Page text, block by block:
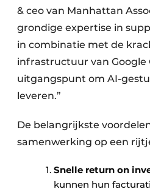
& ceo van Manhattan
grondige expertise in
in combinatie met de
infrastructuur van Google
uitgangspunt om AI-
leveren.”
De belangrijkste
samenwerking op een
Snelle return on
kunnen hun